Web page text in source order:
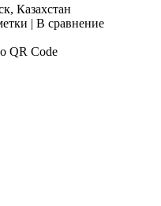
Казахстан
| В сравнение